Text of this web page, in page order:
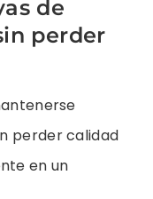
de
perder
perder calidad
en un